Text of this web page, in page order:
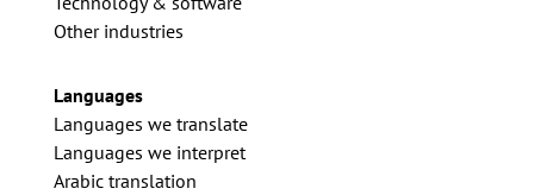
Other industries
Languages
Languages we translate
Languages we interpret
Arabic translation